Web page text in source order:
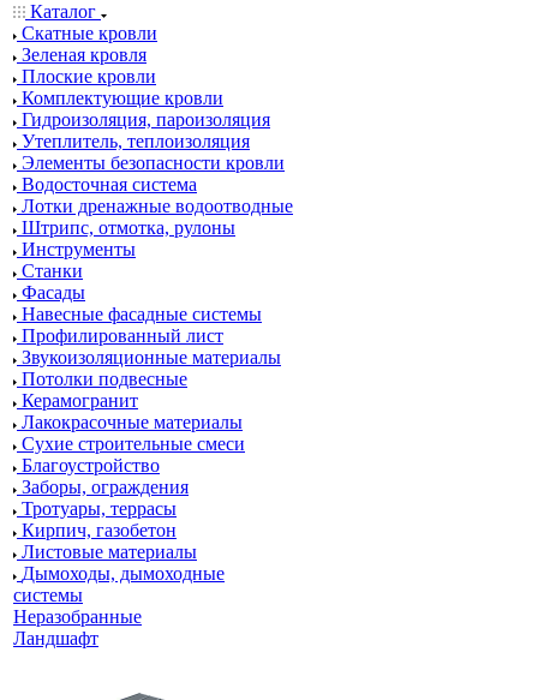
Каталог
Скатные кровли
Зеленая кровля
Плоские кровли
Комплектующие кровли
Гидроизоляция, пароизоляция
Утеплитель, теплоизоляция
Элементы безопасности кровли
Водосточная система
Лотки дренажные водоотводные
Штрипс, отмотка, рулоны
Инструменты
Станки
Фасады
Навесные фасадные системы
Профилированный лист
Звукоизоляционные материалы
Потолки подвесные
Керамогранит
Лакокрасочные материалы
Сухие строительные смеси
Благоустройство
Заборы, ограждения
Тротуары, террасы
Кирпич, газобетон
Листовые материалы
Дымоходы, дымоходные
системы
Неразобранные
Ландшафт